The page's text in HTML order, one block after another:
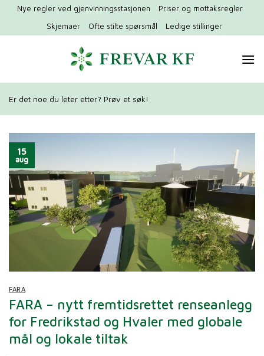
Hopp
innhold
Nye regler ved gjenvinningsstasjonen
Priser og mottaksregler
Skjemaer
Ofte stilte spørsmål Ledige stillinger
Er det noe du leter etter? Prøv et søk!
15
aug
FARA
FARA – nytt fremtidsrettet renseanlegg
for Fredrikstad og Hvaler med globale
mål og lokale tiltak